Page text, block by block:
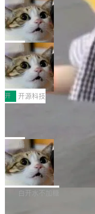
现实 过去两年，CIO们的焦
一是如何让大模型和智能体
向生产，二是如何让测试团
设置，如果用布尔值 + 可
ean 表示是否可切换，
色方案、深色方案——会产
合。方案缺了、配置冲突了
哪些组合有效，作者说，你
者部落知识"。 换个写法。
变体：Switchable...
个"AI 知识库 + 聊天机器
做，没什么新鲜的。 但
r 上把事情说清楚了： 今天
re OS，一个带连接器的聊
有科技公司做的一样。只不
样。这是 Sandstorm.io 的
那个创业公司。不同的是，
lare Workers 上——我花了
——并且深度集成了 AI。这
Deno 团队开源 Celld，
布式 Durable Objects
Ryan Dahl 领导的 Deno 团
目 Celld，一个能在自己机
Workers 和 Durable
计思路很直接：每个对象是
数据库，按名称寻址，复制
存储库里。节点之间只通过
没有控制平面，没有共识协
个小型数据库，应用天然按
库的竞争和爆炸半径问题在
了。 闲置的 cell 会休眠到
l 迁移或唤醒时，新宿主从
库继续执行。存储库是持久
局
鲁大师7月新机性能/流畅
性能、流畅双第一，三星
新折叠缺席
2026年7月的手机市场，由
增，手机厂商的日子也不好
放缓，因此硝烟味淡了许多
高价的三星折叠（三星
Fold8 / Z Flip8）外，其余
例如iQOO Z11i、REDMI
te 17 Pro、OPPO K15，要
样的次旗舰。 Galaxy Z
Z Flip8三款折叠屏新机均在
部搭载骁龙8 Elite Gen5 for
开 开源科技
Zed 编辑器团队发布了新
个在 git commit 之间记录
本控制系统。目前处于
ltaDB 的核心思路直接写在
眼的位置：「Software is
mits」——软件是在 commit
局
SpaceXAI 单季资本开支
根据风险投资人Tomer
析）披露的最新分析与第二
白开水不加糖